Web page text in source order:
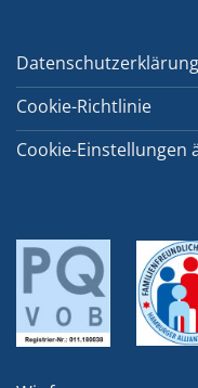
Datenschutzerklärung
Cookie-Richtlinie
Cookie-Einstellungen